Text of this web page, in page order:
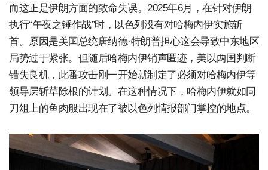
而这正是伊朗方面的致命失误。2025年6月，在针对伊朗
执行“午夜之锤作战”时，以色列没有对哈梅内伊实施斩
首。原因是美国总统唐纳德·特朗普担心这会导致中东地区
局势过于紧张。但随后哈梅内伊销声匿迹，美以两国判断
错失良机，此番攻击刚一开始就制定了必须对哈梅内伊等
领导层斩草除根的计划。在这种情况下，哈梅内伊就如同
刀俎上的鱼肉般出现在了被以色列情报部门掌控的地点。